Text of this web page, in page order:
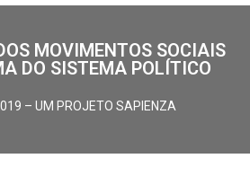
MOVIMENTOS SOCIAIS
DO SISTEMA POLÍTICO
– UM PROJETO SAPIENZA